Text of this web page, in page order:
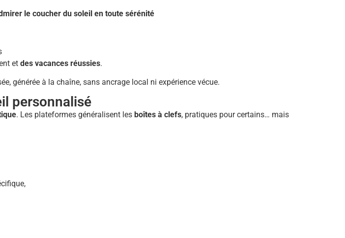
le coucher du soleil en toute sérénité
et des vacances réussies.
générée à la chaîne, sans ancrage local ni expérience vécue.
personnalisé
. Les plateformes généralisent les boîtes à clefs, pratiques pour certains… mais